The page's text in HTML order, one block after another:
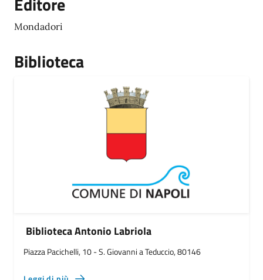
Mondadori
Biblioteca
Biblioteca Antonio Labriola
Piazza Pacichelli, 10 - S. Giovanni a Teduccio, 80146